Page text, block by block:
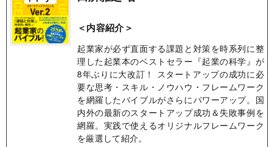
＜内容紹介＞
起業家が必ず直面する課題と対策を時系列に整
理した起業本のベストセラー『起業の科学』が
8年ぶりに大改訂！ スタートアップの成功に必
要な思考・スキル・ノウハウ・フレームワーク
を網羅したバイブルがさらにパワーアップ。国
内外の最新のスタートアップ成功＆失敗事例を
網羅。実践で使えるオリジナルフレームワーク
を厳選して紹介。